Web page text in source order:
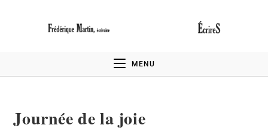
MENU
Journée de la joie